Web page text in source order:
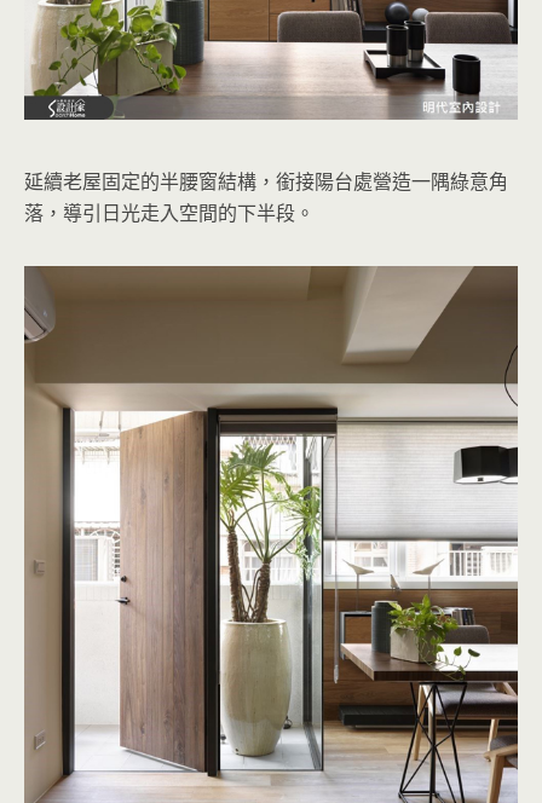
延續老屋固定的半腰窗結構，銜接陽台處營造一隅綠意角
落，導引日光走入空間的下半段。